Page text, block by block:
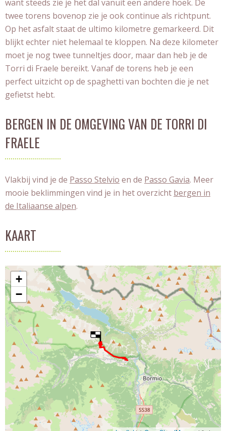
want steeds zie je het dal vanuit een andere hoek. De
twee torens bovenop zie je ook continue als richtpunt.
Op het asfalt staat de ultimo kilometre gemarkeerd. Dit
blijkt echter niet helemaal te kloppen. Na deze kilometer
moet je nog twee tunneltjes door, maar dan heb je de
Torri di Fraele bereikt. Vanaf de torens heb je een
perfect uitzicht op de spaghetti van bochten die je net
gefietst hebt.
BERGEN IN DE OMGEVING VAN DE TORRI DI
FRAELE
Vlakbij vind je de Passo Stelvio en de Passo Gavia. Meer
mooie beklimmingen vind je in het overzicht bergen in
de Italiaanse alpen.
KAART
+
−